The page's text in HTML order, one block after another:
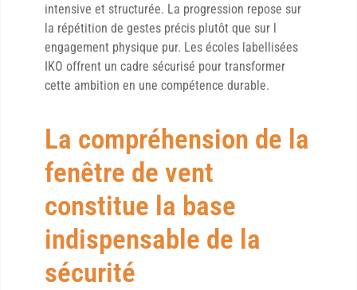
intensive et structurée. La progression repose sur
la répétition de gestes précis plutôt que sur l
engagement physique pur. Les écoles labellisées
IKO offrent un cadre sécurisé pour transformer
cette ambition en une compétence durable.
La compréhension de la
fenêtre de vent
constitue la base
indispensable de la
sécurité